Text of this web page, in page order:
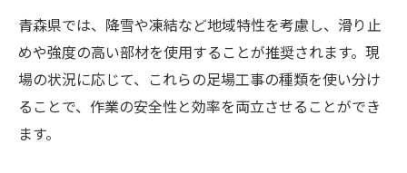
青森県では、降雪や凍結など地域特性を考慮し、滑り止
めや強度の高い部材を使用することが推奨されます。現
場の状況に応じて、これらの足場工事の種類を使い分け
ることで、作業の安全性と効率を両立させることができ
ます。